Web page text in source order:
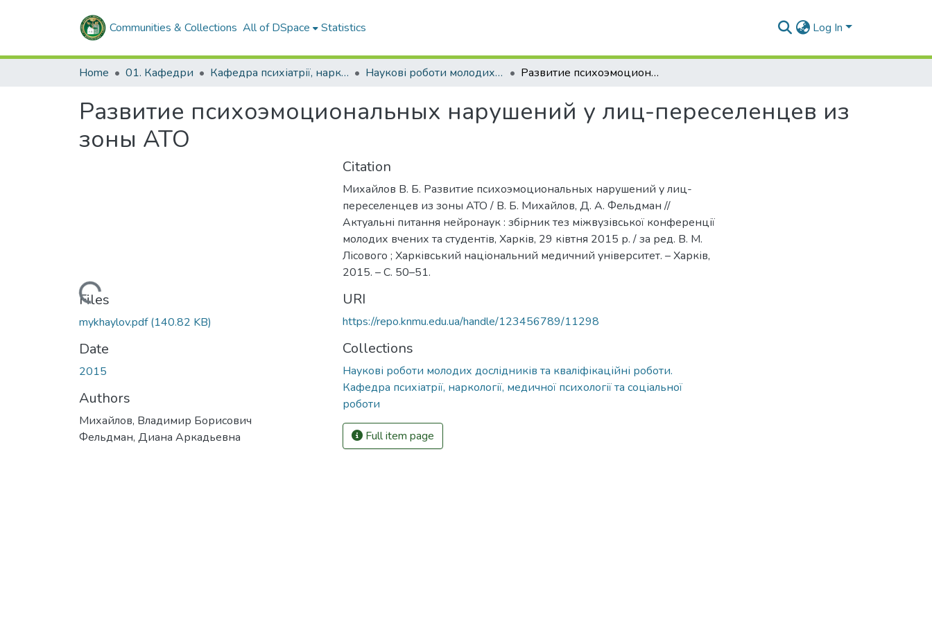
Communities & Collections All of DSpace Statistics Log In
Home 01. Кафедри Кафедра психіатрії, наркології, медичної психології та соціальної роботи Наукові роботи молодих дослідників та кваліфікаційні роботи. Кафедра психіатрії, наркології, медичної психології та соціальної роботи Развитие психоэмоциональных нарушений у лиц-переселенцев из зоны АТО
Развитие психоэмоциональных нарушений у лиц-переселенцев из
зоны АТО
Loading...
Files
mykhaylov.pdf(140.82 KB)
Date
2015
Authors
Михайлов, Владимир Борисович
Фельдман, Диана Аркадьевна
Citation
Михайлов В. Б. Развитие психоэмоциональных нарушений у лиц-
переселенцев из зоны АТО / В. Б. Михайлов, Д. А. Фельдман //
Актуальні питання нейронаук : збірник тез міжвузівської конференції
молодих вчених та студентів, Харків, 29 ківтня 2015 р. / за ред. В. М.
Лісового ; Харківський національний медичний університет. – Харків,
2015. – С. 50–51.
URI
https://repo.knmu.edu.ua/handle/123456789/11298
Collections
Наукові роботи молодих дослідників та кваліфікаційні роботи.
Кафедра психіатрії, наркології, медичної психології та соціальної
роботи
Full item page